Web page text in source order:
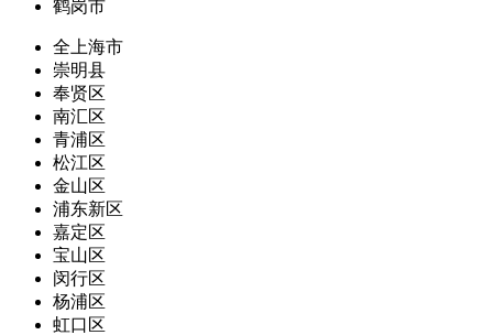
鹤岗市
全上海市
崇明县
奉贤区
南汇区
青浦区
松江区
金山区
浦东新区
嘉定区
宝山区
闵行区
杨浦区
虹口区